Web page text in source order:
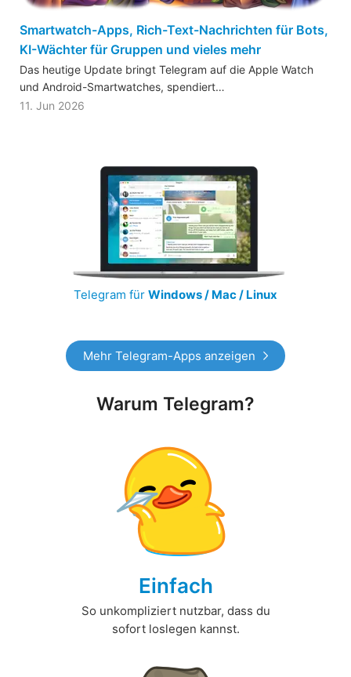
Smartwatch-Apps, Rich-Text-Nachrichten für Bots,
KI-Wächter für Gruppen und vieles mehr
Das heutige Update bringt Telegram auf die Apple Watch
und Android-Smartwatches, spendiert…
11. Jun 2026
Telegram für Windows / Mac / Linux
Mehr Telegram-Apps anzeigen
Warum Telegram?
Einfach
So unkompliziert nutzbar, dass du
sofort loslegen kannst.